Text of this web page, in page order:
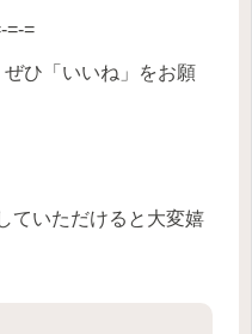
=-=
ひ「いいね」をお願
ていただけると大変嬉